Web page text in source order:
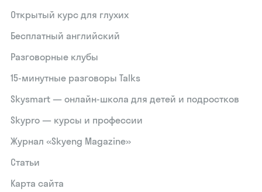
Открытый курс для глухих
Бесплатный английский
Разговорные клубы
15‑минутные разговоры Talks
Skysmart — онлайн-школа для детей и подростков
Skypro — курсы и профессии
Журнал «Skyeng Magazine»
Статьи
Карта сайта